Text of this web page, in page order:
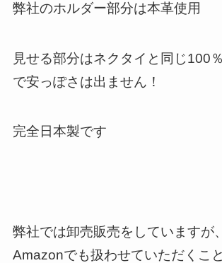
弊社のホルダー部分は本革使用
見せる部分はネクタイと同じ100
で安っぽさは出ません！
完全日本製です
弊社では卸売販売をしていますが
Amazonでも扱わせていただくこ